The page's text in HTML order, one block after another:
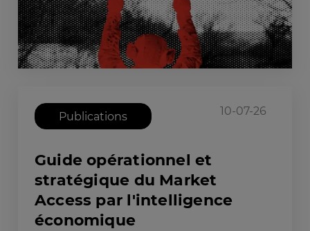
Publications 10-07-26
Guide opérationnel et
stratégique du Market
Access par l'intelligence
économique